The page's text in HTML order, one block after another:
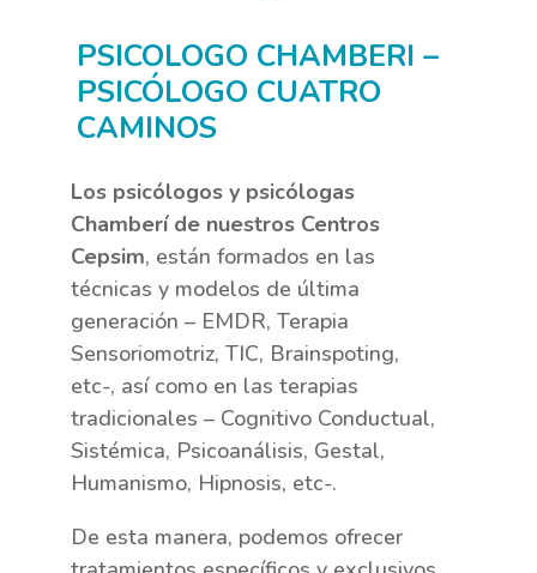
PSICOLOGO CHAMBERI –
PSICÓLOGO CUATRO
CAMINOS
Los psicólogos y psicólogas
Chamberí de nuestros Centros
Cepsim, están formados en las
técnicas y modelos de última
generación – EMDR, Terapia
Sensoriomotriz, TIC, Brainspoting,
etc-, así como en las terapias
tradicionales – Cognitivo Conductual,
Sistémica, Psicoanálisis, Gestal,
Humanismo, Hipnosis, etc-.
De esta manera, podemos ofrecer